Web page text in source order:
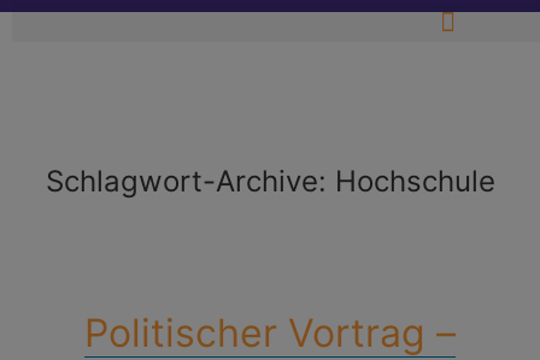
Schlagwort-Archive: Hochschule
Politischer Vortrag –